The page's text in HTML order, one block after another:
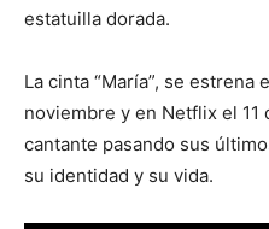
estatuilla dorada.
La cinta “María”, se
noviembre y en Netflix el
cantante pasando sus
su identidad y su vida.